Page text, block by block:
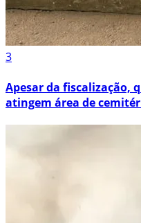
3
Apesar da fiscalização,
atingem área de